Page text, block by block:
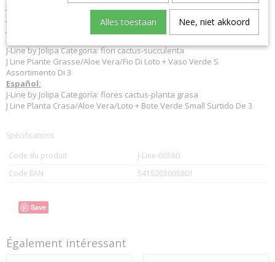
J-Line by Jolipa Kategorie: blumen kaktus-sukkulente
J Line Fettpflanze/Aloe Vera/Lotos+Topf Grün Small 3 Sortiert
J-Line by Jolipa Categoria: fiori cactus-succulenta
J Line Piante Grasse/Aloe Vera/Fio Di Loto + Vaso Verde S
Assortimento Di 3
Español:
J-Line by Jolipa Categoría: flores cactus-planta grasa
J Line Planta Crasa/Aloe Vera/Loto + Bote Verde Small Surtido De 3
Spécifications
Code du produit
J-Line-60580
Code EAN
5415203605801
Save
Également intéressant
Alles toestaan Nee, niet akkoord